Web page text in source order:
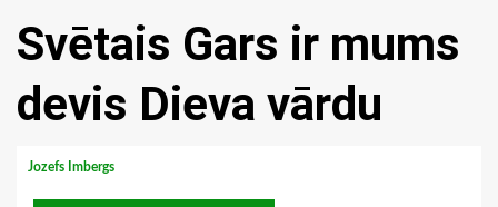
Svētais Gars ir mums
devis Dieva vārdu
Jozefs Imbergs